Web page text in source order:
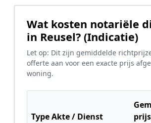
Wat kosten notariële
in Reusel? (Indicatie)
Let op: Dit zijn gemiddelde
offerte aan voor een exacte prijs
woning.
Type Akte / Dienst
prijs